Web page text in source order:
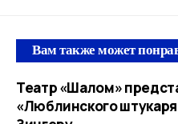
Вам также может
Театр «Шалом»
«Люблинского